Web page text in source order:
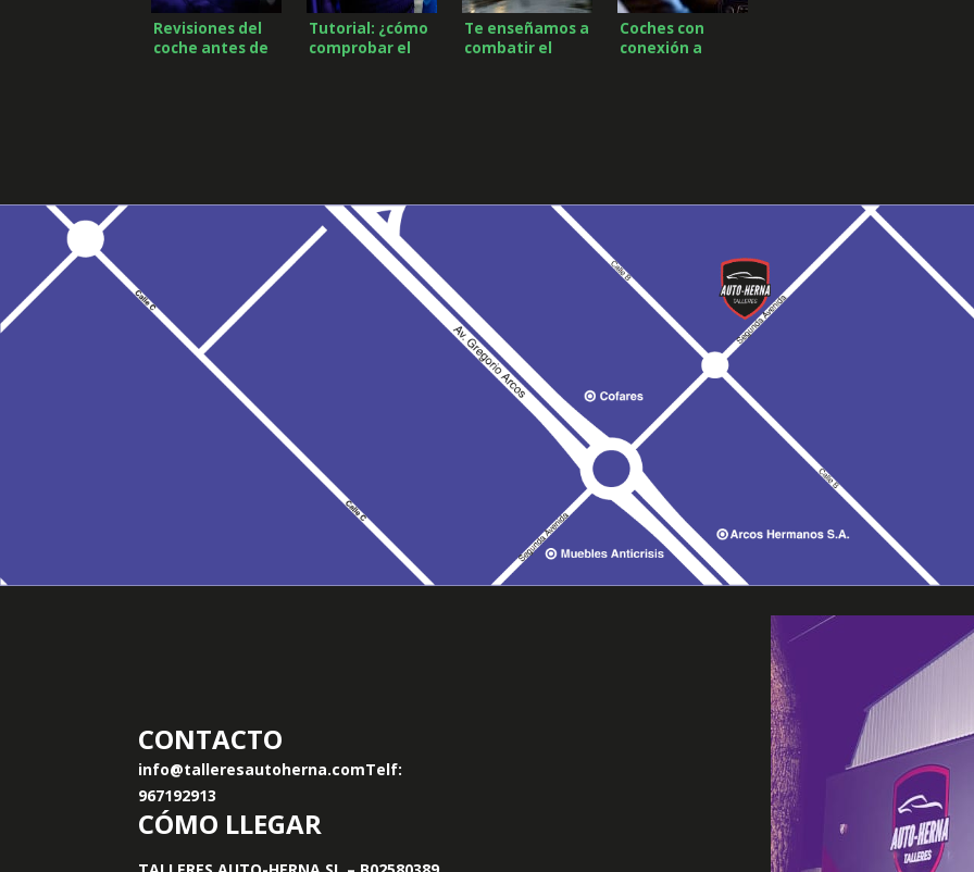
Revisiones del
coche antes de
Tutorial: ¿cómo
comprobar el
Te enseñamos a
combatir el
Coches con
conexión a
CONTACTO
info@talleresautoherna.comTelf:
967192913
CÓMO LLEGAR